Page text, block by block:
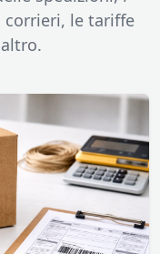
corrieri, le tariffe